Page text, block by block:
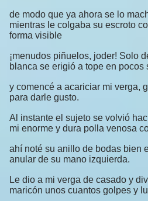
de modo que ya ahora se lo
mientras le colgaba su escroto
forma visible
¡menudos piñuelos, joder! Solo
blanca se erigió a tope en pocos
y comencé a acariciar mi verga,
para darle gusto.
Al instante el sujeto se volvió
mi enorme y dura polla venosa
ahí noté su anillo de bodas bien
anular de su mano izquierda.
Le dio a mi verga de casado y
maricón unos cuantos golpes y